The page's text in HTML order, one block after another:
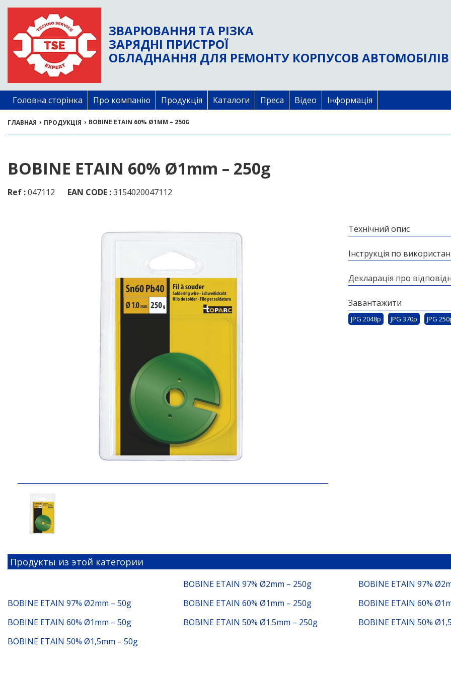
ЗВАРЮВАННЯ ТА РІЗКА
ЗАРЯДНІ ПРИСТРОЇ
ОБЛАДНАННЯ ДЛЯ РЕМОНТУ КОРПУСОВ АВТОМОБІЛІВ
Головна сторінка Про компанію Продукція Каталоги Преса Відео Інформація
ГЛАВНАЯ › ПРОДУКЦІЯ › BOBINE ETAIN 60% Ø1MM – 250G
BOBINE ETAIN 60% Ø1mm – 250g
Ref :047112 EAN CODE :3154020047112
Технічний опис
Інструкція по
Декларація про
Завантажити
JPG 2048p JPG 370p JPG
Продукты из этой категории
BOBINE ETAIN 97% Ø2mm – 250g
BOBINE ETAIN 97%
BOBINE ETAIN 97% Ø2mm – 50g
BOBINE ETAIN 60% Ø1mm – 250g
BOBINE ETAIN 60%
BOBINE ETAIN 60% Ø1mm – 50g
BOBINE ETAIN 50% Ø1.5mm – 250g
BOBINE ETAIN 50%
BOBINE ETAIN 50% Ø1,5mm – 50g